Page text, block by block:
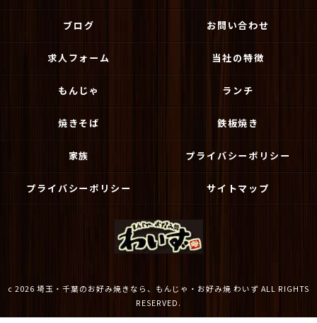
ブログ お問い合わせ
求人フォーム 当社の特徴
もんじゃ ランチ
焼きそば 鉄板焼き
家族 プライバシーポリシー
プライバシーポリシー サイトマップ
c 2026 埼玉・千葉のお好み焼きなら、もんじゃ・お好み焼 わいず ALL RIGHTS
RESERVED.